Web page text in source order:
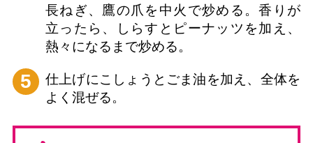
長ねぎ、鷹の爪を中火で炒める。香りが
立ったら、しらすとピーナッツを加え、
熱々になるまで炒める。
5
仕上げにこしょうとごま油を加え、全体を
よく混ぜる。